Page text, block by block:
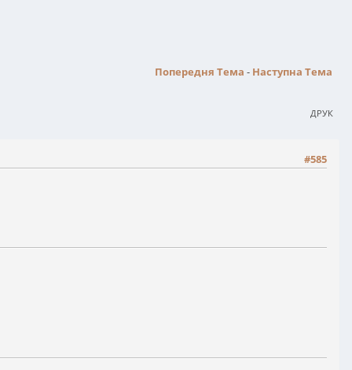
Попередня Тема - Наступна Тема
ДРУК
#585